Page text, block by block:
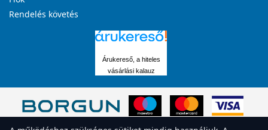
Rendelés követés
Árukereső, a hiteles
vásárlási kalauz